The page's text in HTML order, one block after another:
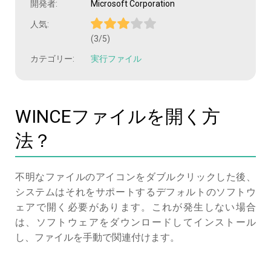
開発者: Microsoft Corporation
人気:
(3/5)
カテゴリー: 実行ファイル
WINCEファイルを開く方
法？
不明なファイルのアイコンをダブルクリックした後、
システムはそれをサポートするデフォルトのソフトウ
ェアで開く必要があります。これが発生しない場合
は、ソフトウェアをダウンロードしてインストール
し、ファイルを手動で関連付けます。